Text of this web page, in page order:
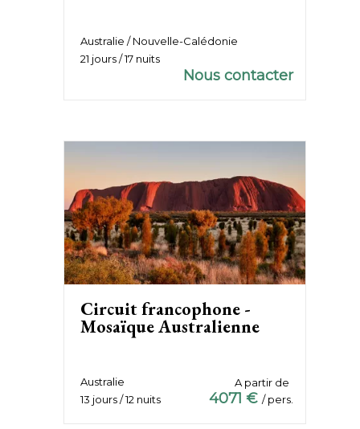
Australie / Nouvelle-Calédonie
21 jours / 17 nuits
Nous contacter
Circuit francophone -
Mosaïque Australienne
Australie
13 jours / 12 nuits
A partir de
4071 € / pers.